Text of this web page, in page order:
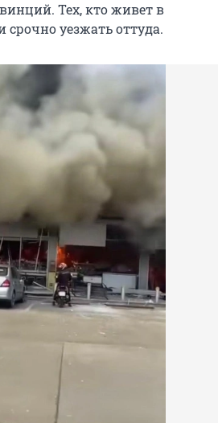
Тех, кто живет в
уезжать оттуда.